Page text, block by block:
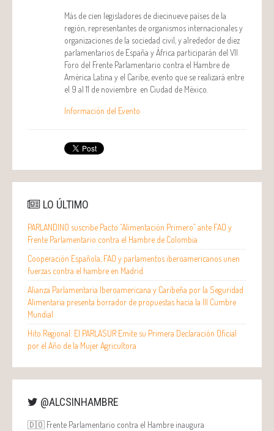
Más de cien legisladores de diecinueve países de la
región, representantes de organismos internacionales y
organizaciones de la sociedad civil, y alrededor de diez
parlamentarios de España y África participarán del VII
Foro del Frente Parlamentario contra el Hambre de
América Latina y el Caribe, evento que se realizará entre
el 9 al 11 de noviembre en Ciudad de México.
Información del Evento
LO ÚLTIMO
PARLANDINO suscribe Pacto “Alimentación Primero” ante FAO y
Frente Parlamentario contra el Hambre de Colombia
Cooperación Española, FAO y parlamentos iberoamericanos unen
fuerzas contra el hambre en Madrid
Alianza Parlamentaria Iberoamericana y Caribeña por la Seguridad
Alimentaria presenta borrador de propuestas hacia la III Cumbre
Mundial
Hito Regional: El PARLASUR Emite su Primera Declaración Oficial
por el Año de la Mujer Agricultora
@ALCSINHAMBRE
🇩🇴 Frente Parlamentario contra el Hambre inaugura